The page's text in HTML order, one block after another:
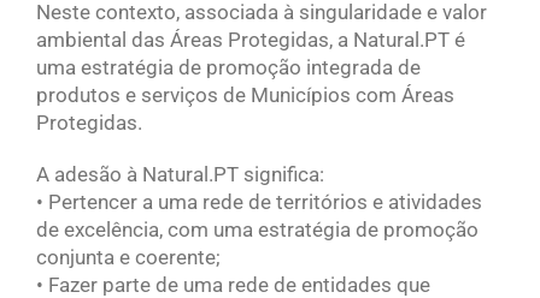
Neste contexto, associada à singularidade e valor
ambiental das Áreas Protegidas, a Natural.PT é
uma estratégia de promoção integrada de
produtos e serviços de Municípios com Áreas
Protegidas.
A adesão à Natural.PT significa:
• Pertencer a uma rede de territórios e atividades
de excelência, com uma estratégia de promoção
conjunta e coerente;
• Fazer parte de uma rede de entidades que